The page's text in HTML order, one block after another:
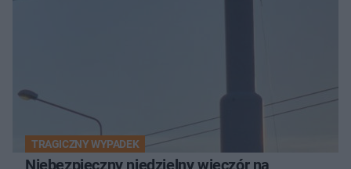
TRAGICZNY WYPADEK
Niebezpieczny niedzielny wieczór na